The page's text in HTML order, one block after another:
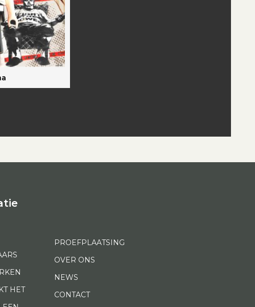
HET
PROEFPLAATSING
OVER ONS
NEWS
CONTACT